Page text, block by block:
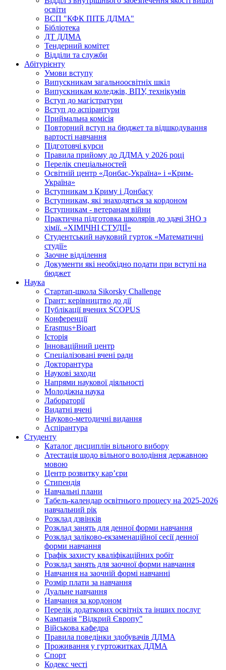
освіти
ВСП "КФК ПІТБ ДДМА"
Бібліотека
ДТ ДДМА
Тендерний комітет
Відділи та служби
Абітурієнту
Умови вступу
Випускникам загальноосвітніх шкіл
Випускникам коледжів, ВПУ, технікумів
Вступ до магістратури
Вступ до аспірантури
Приймальна комісія
Повторний вступ на бюджет та відшкодування
вартості навчання
Підготовчі курси
Правила прийому до ДДМА у 2026 році
Перелік спеціальностей
Освітній центр «Донбас-Україна» і «Крим-
Україна»
Вступникам з Криму і Донбасу
Вступникам, які знаходяться за кордоном
Вступникам - ветеранам війни
Практична підготовка школярів до здачі ЗНО з
хімії. «ХІМІЧНІ СТУДІЇ»
Студентський науковий гурток «Математичні
студії»
Заочне відділення
Документи які необхідно подати при вступі на
бюджет
Наука
Стартап-школа Sikorsky Challenge
Грант: керівництво до дії
Публікації вчених SCOPUS
Конференції
Erasmus+Bioart
Історія
Інноваційний центр
Спеціалізовані вчені ради
Докторантура
Наукові заходи
Напрями наукової діяльності
Молодіжна наука
Лабораторії
Видатні вчені
Науково-методичні видання
Аспірантура
Студенту
Каталог дисциплін вільного вибору
Атестація щодо вільного володіння державною
мовою
Центр розвитку кар’єри
Стипендія
Навчальні плани
Табель-календар освітнього процесу на 2025-2026
навчальний рік
Розклад дзвінків
Розклад занять для денної форми навчання
Розклад заліково-екзаменаційної сесії денної
форми навчання
Графік захисту кваліфікаційних робіт
Розклад занять для заочної форми навчання
Навчання на заочній формі навчанні
Розмір плати за навчання
Дуальне навчання
Навчання за кордоном
Перелік додаткових освітніх та інших послуг
Кампанія "Відкрий Європу"
Військова кафедра
Правила поведінки здобувачів ДДМА
Проживання у гуртожитках ДДМА
Спорт
Кодекс честі